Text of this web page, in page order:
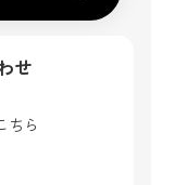
せ
ちら